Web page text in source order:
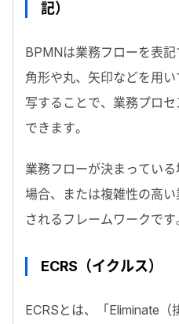
記）
BPMNは業務フローを表
角形や丸、矢印などを用
写することで、業務プロ
できます。
業務フローが決まってい
場合、または複雑性の高
されるフレームワークです
ECRS（イクルス）
ECRSとは、「Eliminate